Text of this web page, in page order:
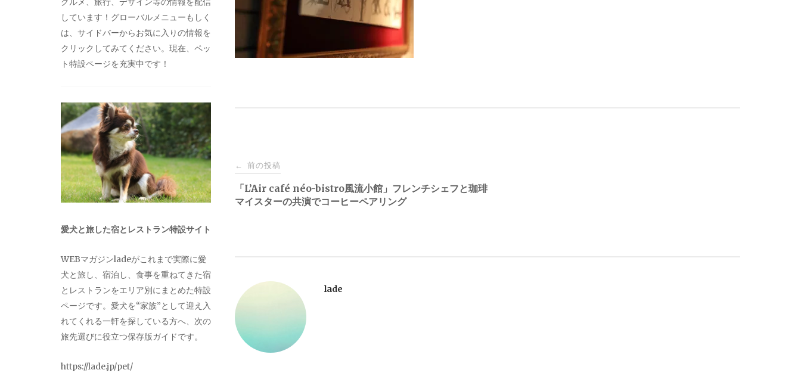
投
稿
ゲ
ー
シ
← 前の投稿
「L’Air café néo-bistro風流小館」フレンチシェフと珈琲
マイスターの共演でコーヒーペアリング
lade
しています！グローバルメニューもしく
は、サイドバーからお気に入りの情報を
クリックしてみてください。現在、ペッ
ト特設ページを充実中です！
愛犬と旅した宿とレストラン特設サイト
WEBマガジンladeがこれまで実際に愛
犬と旅し、宿泊し、食事を重ねてきた宿
とレストランをエリア別にまとめた特設
ページです。愛犬を“家族”として迎え入
れてくれる一軒を探している方へ、次の
旅先選びに役立つ保存版ガイドです。
https://lade.jp/pet/